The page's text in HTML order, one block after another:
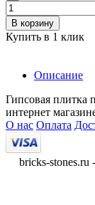
В корзину
Купить в 1 клик
Описание
Гипсовая плитка
интернет
О нас Оплата
bricks-stones.ru